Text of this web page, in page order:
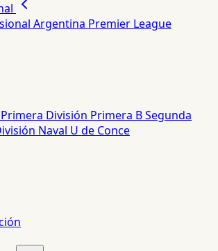
Argentina Premier League
Primera División Primera BSegunda
Naval U de Conce